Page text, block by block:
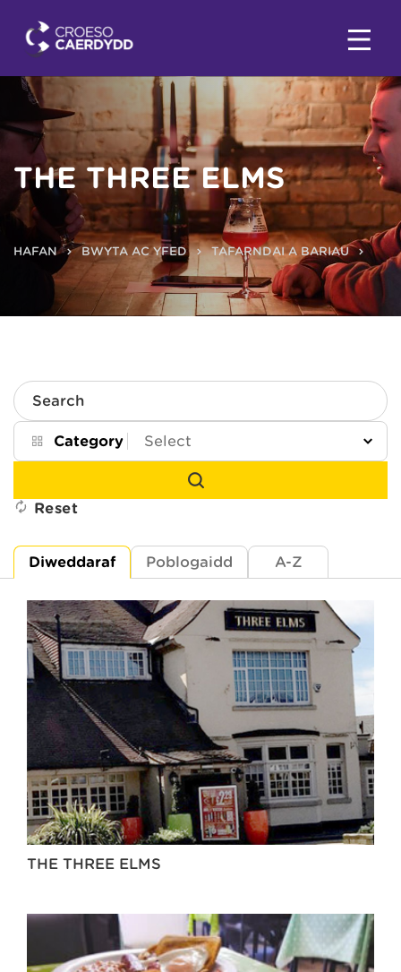
THE THREE ELMS
HAFAN BWYTA AC YFED TAFARNDAI A BARIAU
Search
Category
Reset
Diweddaraf Poblogaidd A-Z
THE THREE ELMS